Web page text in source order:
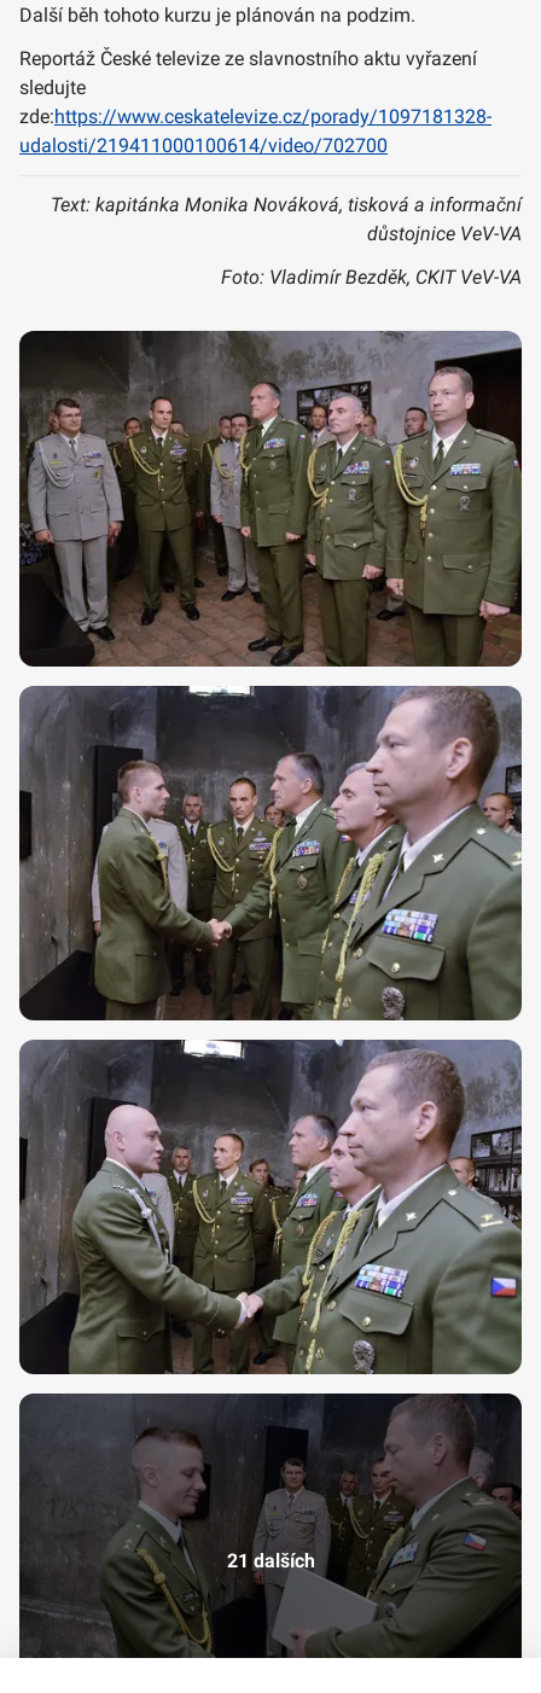
Další běh tohoto kurzu je plánován na podzim.
Reportáž České televize ze slavnostního aktu vyřazení
sledujte
zde:https://www.ceskatelevize.cz/porady/1097181328-
udalosti/219411000100614/video/702700
Text: kapitánka Monika Nováková, tisková a informační
důstojnice VeV-VA
Foto: Vladimír Bezděk, CKIT VeV-VA
21 dalších